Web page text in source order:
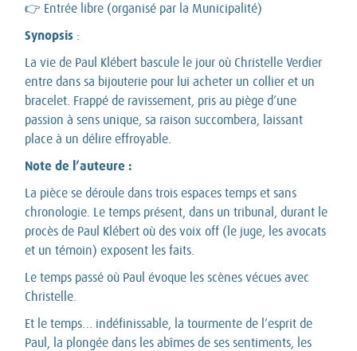
👉 Entrée libre (organisé par la Municipalité)
Synopsis :
La vie de Paul Klébert bascule le jour où Christelle Verdier
entre dans sa bijouterie pour lui acheter un collier et un
bracelet. Frappé de ravissement, pris au piège d’une
passion à sens unique, sa raison succombera, laissant
place à un délire effroyable.
Note de l’auteure :
La pièce se déroule dans trois espaces temps et sans
chronologie. Le temps présent, dans un tribunal, durant le
procès de Paul Klébert où des voix off (le juge, les avocats
et un témoin) exposent les faits.
Le temps passé où Paul évoque les scènes vécues avec
Christelle.
Et le temps… indéfinissable, la tourmente de l’esprit de
Paul, la plongée dans les abîmes de ses sentiments, les